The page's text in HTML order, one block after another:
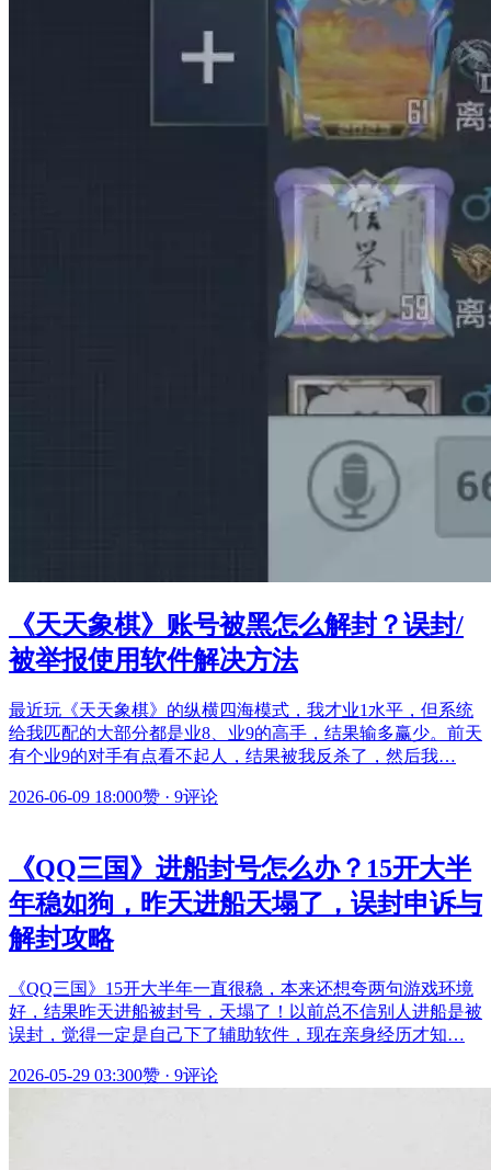
《天天象棋》账号被黑怎么解封？误封/
被举报使用软件解决方法
最近玩《天天象棋》的纵横四海模式，我才业1水平，但系统
给我匹配的大部分都是业8、业9的高手，结果输多赢少。前天
有个业9的对手有点看不起人，结果被我反杀了，然后我…
2026-06-09 18:000赞 · 9评论
《QQ三国》进船封号怎么办？15开大半
年稳如狗，昨天进船天塌了，误封申诉与
解封攻略
《QQ三国》15开大半年一直很稳，本来还想夸两句游戏环境
好，结果昨天进船被封号，天塌了！以前总不信别人进船是被
误封，觉得一定是自己下了辅助软件，现在亲身经历才知…
2026-05-29 03:300赞 · 9评论